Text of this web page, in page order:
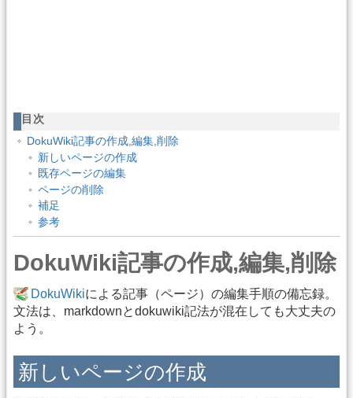
目次
DokuWiki記事の作成,編集,削除
新しいページの作成
既存ページの編集
ページの削除
補足
参考
DokuWiki記事の作成,編集,削除
DokuWikiによる記事（ページ）の編集手順の備忘録。
文法は、markdownとdokuwiki記法が混在しても大丈夫の
よう。
新しいページの作成